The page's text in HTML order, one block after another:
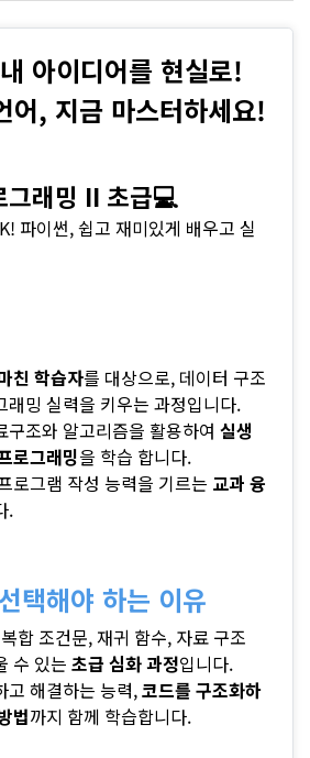
아이디어를 현실로!
어, 지금 마스터하세요!
그래밍 II 초급💻
파이썬, 쉽고 재미있게 배우고 실
친 학습자를 대상으로, 데이터 구조
래밍 실력을 키우는 과정입니다.
구조와 알고리즘을 활용하여 실생
로그래밍을 학습 합니다.
로그램 작성 능력을 기르는 교과 융
.
택해야 하는 이유
합 조건문, 재귀 함수, 자료 구조
수 있는 초급 심화 과정입니다.
고 해결하는 능력,코드를 구조화하
법까지 함께 학습합니다.